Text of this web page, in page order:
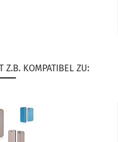
Z.B. KOMPATIBEL ZU: